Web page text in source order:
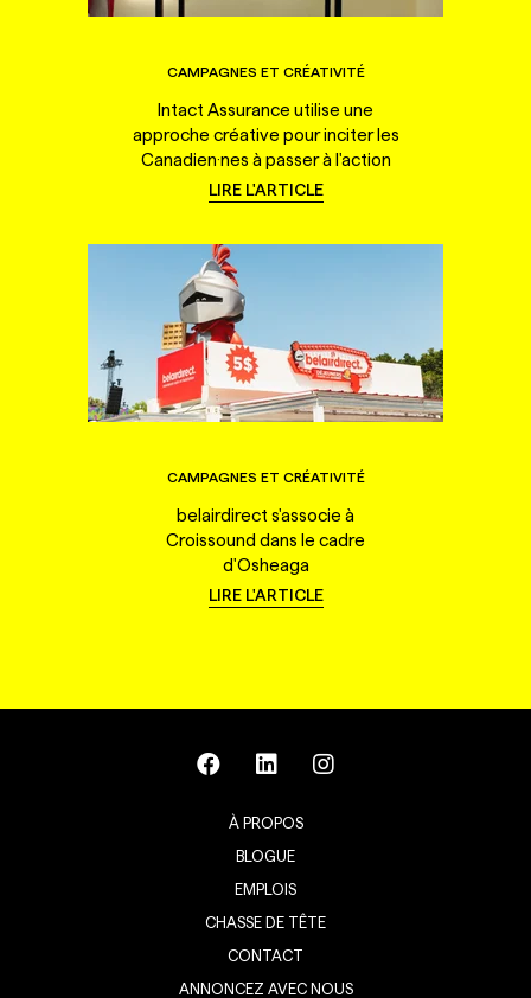
CAMPAGNES ET CRÉATIVITÉ
Intact Assurance utilise une
approche créative pour inciter les
Canadien·nes à passer à l'action
LIRE L'ARTICLE
CAMPAGNES ET CRÉATIVITÉ
belairdirect s'associe à
Croissound dans le cadre
d'Osheaga
LIRE L'ARTICLE
À PROPOS
BLOGUE
EMPLOIS
CHASSE DE TÊTE
CONTACT
ANNONCEZ AVEC NOUS